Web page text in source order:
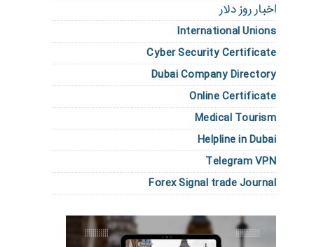
اخبار روز دلار
International Unions
Cyber Security Certificate
Dubai Company Directory
Online Certificate
Medical Tourism
Helpline in Dubai
Telegram VPN
Forex Signal trade Journal